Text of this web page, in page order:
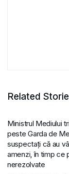
Related
Ministrul Mediului
peste Garda de
suspectați că au
amenzi, în timp ce
nerezolvate